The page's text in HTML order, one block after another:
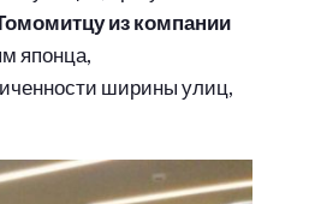
из компании
японца,
ширины улиц,